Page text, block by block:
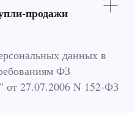
продажи
данных в
ФЗ
от 27.07.2006 N 152-ФЗ